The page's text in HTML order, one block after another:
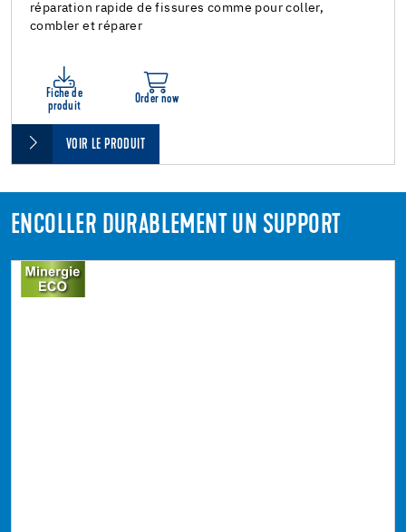
réparation rapide de fissures comme pour coller,
combler et réparer
Fiche de
produit
Order now
VOIR LE PRODUIT
ENCOLLER DURABLEMENT UN SUPPORT